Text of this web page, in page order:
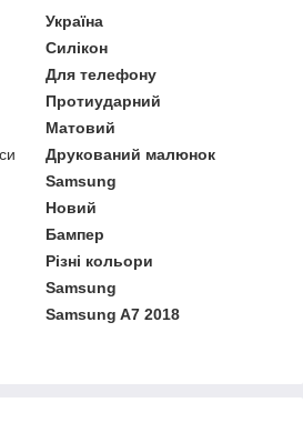
Україна
Силікон
Для телефону
Протиударний
Матовий
Друкований малюнок
Samsung
Новий
Бампер
Різні кольори
Samsung
Samsung A7 2018